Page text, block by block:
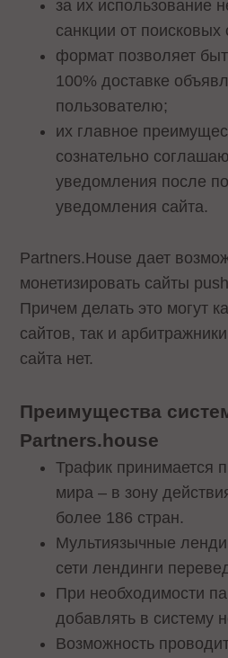
за их использование
санкции от поисковых
формат позволяет
100% доставке
пользователю;
их главное
сознательно
уведомления после
уведомления сайта.
Partners.House дает
монетизировать сайты
Причем делать это могут
сайтов, так и
сайта нет.
Преимущества
Partners.house
Трафик принимается
мира – в зону
более 186 стран.
Мультиязычные
сети лендинги
При необходимости
добавлять в систему
Возможность